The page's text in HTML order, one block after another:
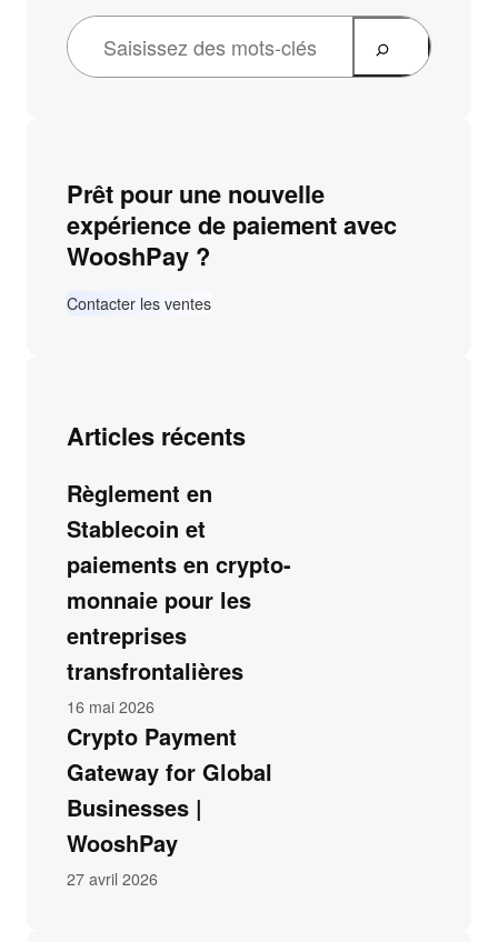
Prêt pour une nouvelle
expérience de paiement avec
WooshPay ?
Contacter les ventes
Articles récents
Règlement en
Stablecoin et
paiements en crypto-
monnaie pour les
entreprises
transfrontalières
16 mai 2026
Crypto Payment
Gateway for Global
Businesses |
WooshPay
27 avril 2026